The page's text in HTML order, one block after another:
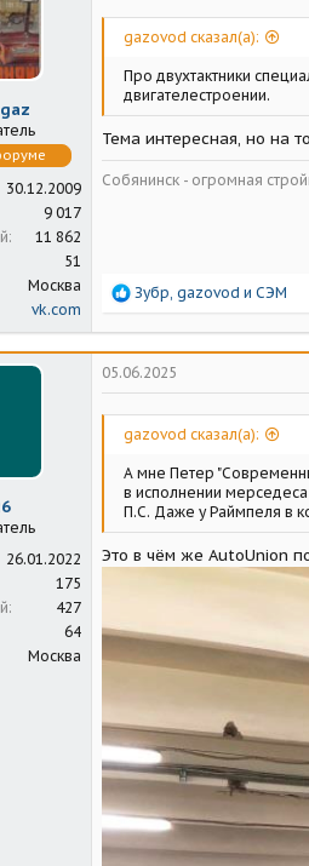
30.12.2009
9 017
11 862
51
Москва
vk.com
gazovod сказал(а):
Про двухтактники
двигателестроении.
Тема интересная, но на
Собянинск - огромная
Р
а
к
ц
Зубр gazovod и СЭМ
26.01.2022
175
427
64
Москва
05.06.2025
gazovod сказал(а):
А мне Петер
в исполнении
П.С. Даже у Раймпеля в
Это в чём же AutoUnion